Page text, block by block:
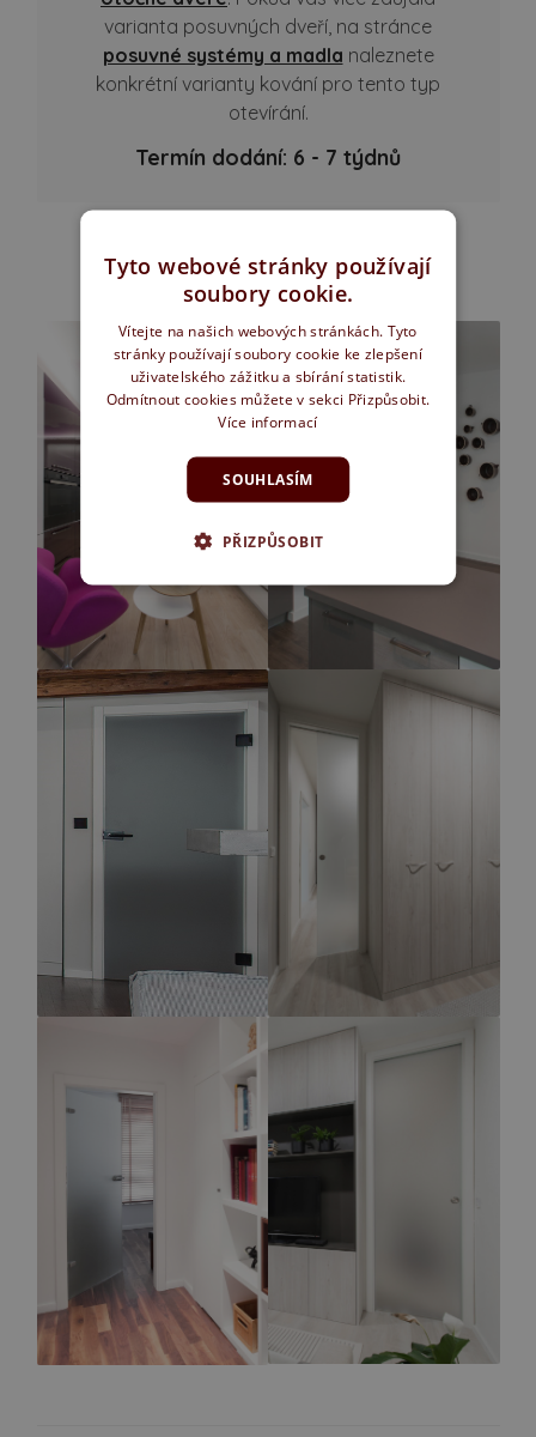
varianta posuvných dveří, na stránce
posuvné systémy a madla naleznete
konkrétní varianty kování pro tento typ
otevírání.
Termín dodání: 6 - 7 týdnů
FOTOGALERIE REALIZACÍ
Tyto webové stránky používají
soubory cookie.
Vítejte na našich webových stránkách. Tyto
stránky používají soubory cookie ke zlepšení
uživatelského zážitku a sbírání statistik.
Odmítnout cookies můžete v sekci Přizpůsobit.
Více informací
SOUHLASÍM
PŘIZPŮSOBIT